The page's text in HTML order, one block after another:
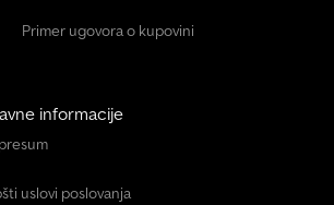
pravo na greške i međuvremenu prodaju.
Primer ugovora o kupovini
informacije
uslovi poslovanja